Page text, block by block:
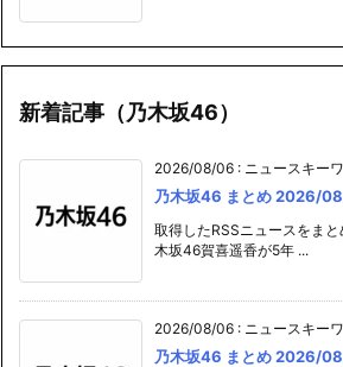
新着記事（乃木坂46）
2026/08/06 : ニュースキー
乃木坂46 まとめ 2026/
取得したRSSニュースをま
木坂46賀喜遥香が5年 ...
2026/08/06 : ニュースキー
乃木坂46 まとめ 2026/